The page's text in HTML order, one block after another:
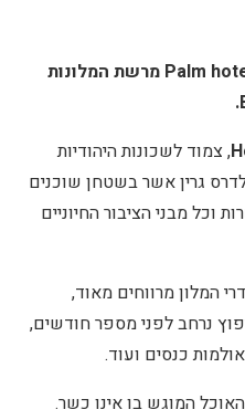
המלון בו נתאכסן הוא מלון – Palm hotel מרשת המלונות
, צמוד לשכונות היהודיות
גרין אשר בשטחן שוכנים
וכל מבני הציבור החיוניים
4 כוכבים. חדרי המלון מרווחים מאוד,
נרחב לפני מספר חודשים,
כנסים ועוד.
המוגש בו אינו כשר.